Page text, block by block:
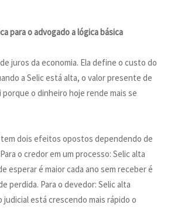
para o advogado a lógica básica
juros da economia. Ela define o custo do
a Selic está alta, o valor presente de
o dinheiro hoje rende mais se
tem dois efeitos opostos dependendo de
o credor em um processo: Selic alta
esperar é maior cada ano sem receber é
perdida. Para o devedor: Selic alta
está crescendo mais rápido o